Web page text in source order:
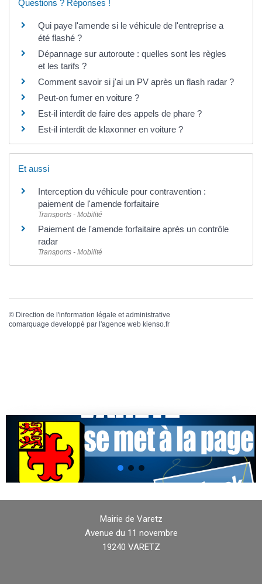
Questions ? Réponses !
Qui paye l'amende si le véhicule de l'entreprise a
été flashé ?
Dépannage sur autoroute : quelles sont les règles
et les tarifs ?
Comment savoir si j'ai un PV après un flash radar ?
Peut-on fumer en voiture ?
Est-il interdit de faire des appels de phare ?
Est-il interdit de klaxonner en voiture ?
Et aussi
Interception du véhicule pour contravention :
paiement de l'amende forfaitaire
Transports - Mobilité
Paiement de l'amende forfaitaire après un contrôle
radar
Transports - Mobilité
© Direction de l'information légale et administrative
comarquage developpé par l'agence web kienso.fr
Mairie de Varetz
Avenue du 11 novembre
19240 VARETZ